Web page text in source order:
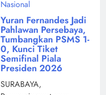
Nasional
Yuran Fernandes Jadi
Pahlawan Persebaya,
Tumbangkan PSMS 1-
0, Kunci Tiket
Semifinal Piala
Presiden 2026
SURABAYA,